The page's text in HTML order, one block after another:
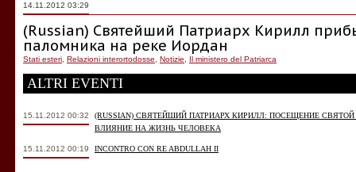
14.11.2012 03:29
(Russian) Святейший Патриарх Кирилл
паломника на реке Иордан
Stati esteri Relazioni interortodosse Notizie Il ministero del Patriarca
ALTRI EVENTI
15.11.2012 00:32
(RUSSIAN) СВЯТЕЙШИЙ ПАТРИАРХ КИРИЛЛ: ПОСЕЩЕНИЕ
ВЛИЯНИЕ НА ЖИЗНЬ ЧЕЛОВЕКА
15.11.2012 00:19 INCONTRO CON RE ABDULLAH II